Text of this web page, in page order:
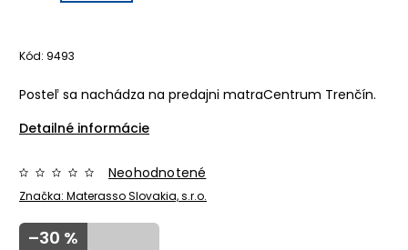
Kód: 9493
Posteľ sa nachádza na predajni matraCentrum Trenčín.
Detailné informácie
Značka: Materasso Slovakia, s.r.o.
Neohodnotené
–30 %